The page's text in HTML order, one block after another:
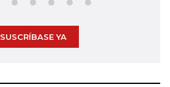
SUSCRÍBASE YA